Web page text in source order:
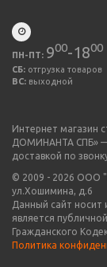
ПН-ПТ: 900-1800
СБ: отгрузка товаров
ВС: выходной
Интернет магазин
ДОМИНАНТА СПБ»
доставкой по
© 2009 - 2026 ООО "
ул.Хошимина, д.6
Данный сайт носит
является
Гражданского
Политика